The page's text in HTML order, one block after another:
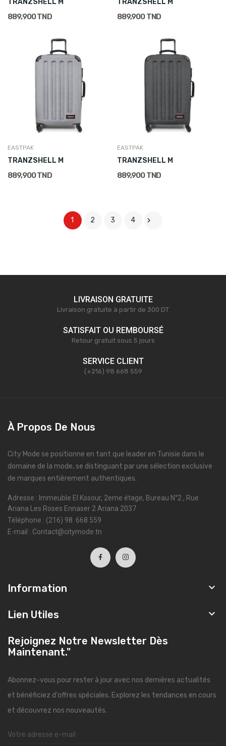
TRANZSHELL M
889,900 TND
TRANZSHELL M
889,900 TND
EASTPAK
TRANZSHELL M
889,900 TND
EASTPAK
TRANZSHELL M
889,900 TND
1 2 3 4 
LIVRAISON GRATUITE
Livraison gratuite à partir de 300 DT
SATISFAIT OU REMBOURSÉ
Retour gratuit sous 5 jours
SERVICE CLIENT
(+216) 98 668 559
À Propos De Nous
City Mode se positionne en tant que leader en Tunisie dans le
domaine de la mode, se distinguant par une sélection exclusive
de marques entièrement authentiques.
Adresse : Immeuble El Kssour, 2eme étage, Bureau N°2 , Rue
Ariana Les Roses Ennaser 2 Ariana 2037
Téléphone : (216) 98 668 559
E-mail : Contact@citymode.tn
Information 
Lien Utiles 
Rejoignez Notre Newsletter Dès
Maintenant."
Abonnez-vous pour rester à jour avec nos dernières actualités
et bénéficiez d'offres spéciales. Explorez les tendances en cours
et découvrez nos nouveautés.